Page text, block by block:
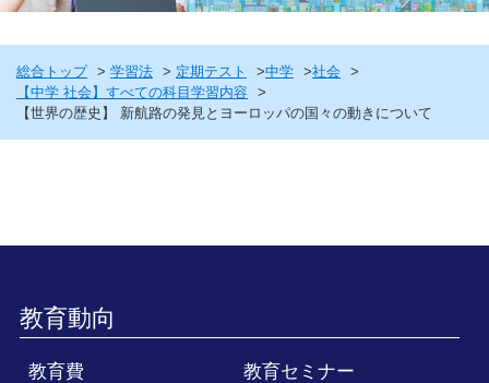
総合トップ 学習法 定期テスト 中学
社会
【中学 社会】すべての科目学習内容
【世界の歴史】 新航路の発見とヨーロッパの国々の動きについて
教育動向
教育費 教育セミナー